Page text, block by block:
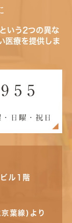
いう2つの異な
医療を提供しま
ル1階
葉線)より